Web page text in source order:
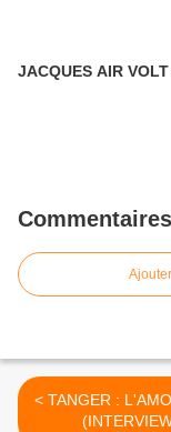
JACQUES AIR
Commentaires
< TANGER : L'AMOURFOL